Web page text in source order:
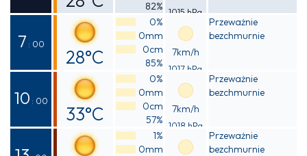
Odczuwalna
32°C
82% 1015 hPa
7 : 00
28°C
Odczuwalna
31°C
0%
0mm
0cm
85%
7km/h
1017 hPa
Przeważnie
bezchmurnie
10 : 00
33°C
Odczuwalna
38°C
0%
0mm
0cm
57%
7km/h
1018 hPa
Przeważnie
bezchmurnie
1%
0mm
Przeważnie
bezchmurnie